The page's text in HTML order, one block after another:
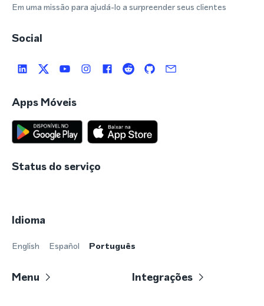
Em uma missão para ajudá-lo a surpreender seus clientes
Social
Apps Móveis
Status do serviço
Idioma
English Español Português
Menu Integrações